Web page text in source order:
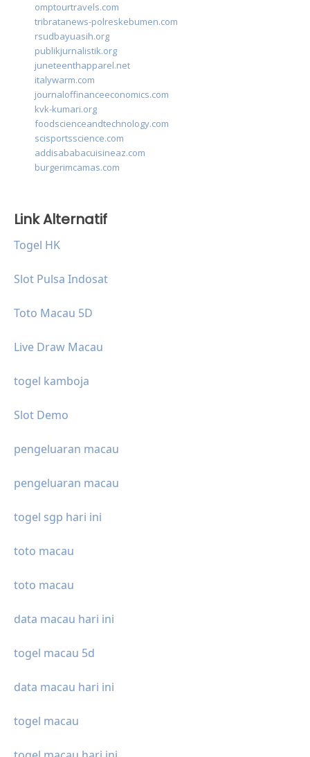
omptourtravels.com
tribratanews-polreskebumen.com
rsudbayuasih.org
publikjurnalistik.org
juneteenthapparel.net
italywarm.com
journaloffinanceeconomics.com
kvk-kumari.org
foodscienceandtechnology.com
scisportsscience.com
addisababacuisineaz.com
burgerimcamas.com
Link Alternatif
Togel HK
Slot Pulsa Indosat
Toto Macau 5D
Live Draw Macau
togel kamboja
Slot Demo
pengeluaran macau
pengeluaran macau
togel sgp hari ini
toto macau
toto macau
data macau hari ini
togel macau 5d
data macau hari ini
togel macau